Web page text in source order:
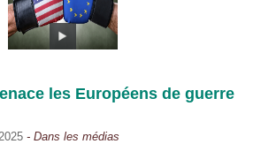
les Européens de guerre
- Dans les médias